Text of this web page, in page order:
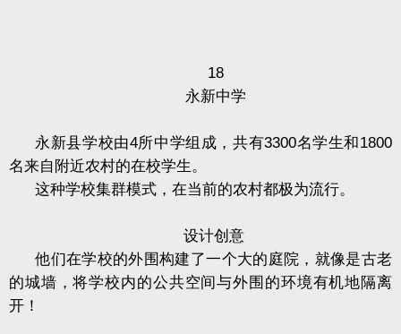
18
永新中学
永新县学校由4所中学组成，共有3300名学生和1800
名来自附近农村的在校学生。
这种学校集群模式，在当前的农村都极为流行。
设计创意
他们在学校的外围构建了一个大的庭院，就像是古老
的城墙，将学校内的公共空间与外围的环境有机地隔离
开！